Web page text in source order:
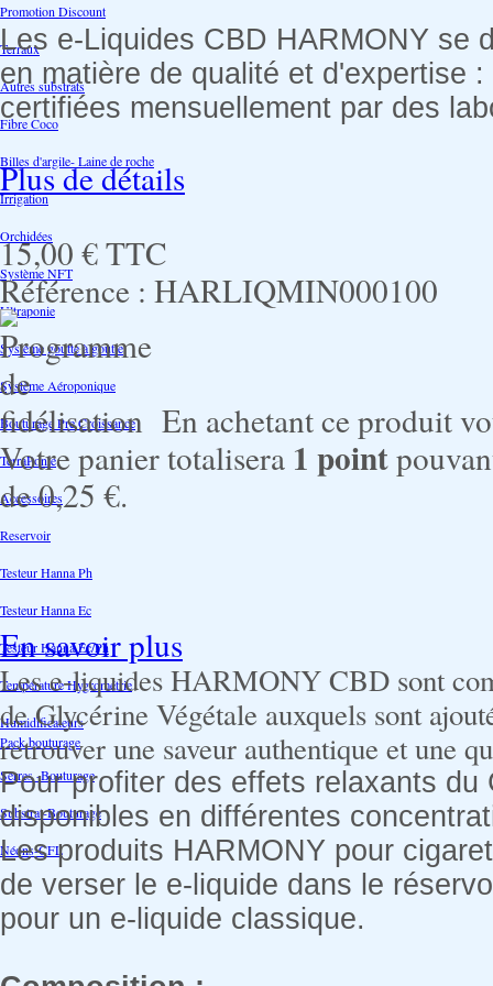
Promotion Discount
Terraux
Autres substrats
Fibre Coco
Billes d'argile- Laine de roche
Irrigation
Orchidées
Système NFT
Ultraponie
Système goutte à goutte
Système Aéroponique
Bouturage Pre Croissance
TerraPonie
Accessoires
Reservoir
Testeur Hanna Ph
Testeur Hanna Ec
Testeur Hanna Ec/Ph
Température Hygrométrie
Humidificateurs
Pack bouturage
Serres -Bouturage
Substrat-Bouturage
Néons-CFL
Les e-Liquides CBD HARMONY se
en matière de qualité et d'expertise
certifiées mensuellement par des
Plus de détails
15,00 €TTC
Référence : HARLIQMIN000100
En achetant ce produit
Votre panier totalisera 1 point
de0,25 €.
En savoir plus
Les e-liquides HARMONY CBD sont
de Glycérine Végétale auxquels sont
retrouver une saveur authentique et une
Pour profiter des effets relaxants
disponibles en différentes
Les produits HARMONY pour
de verser le e-liquide dans le
pour un e-liquide classique.